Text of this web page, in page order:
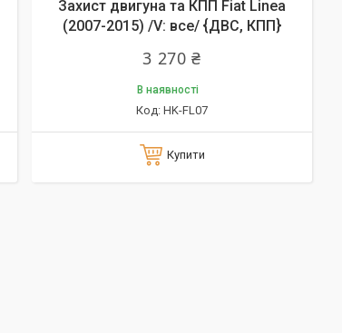
Захист двигуна та КПП Fiat Linea
(2007-2015) /V: все/ {ДВС, КПП}
3 270 ₴
В наявності
HK-FL07
Купити